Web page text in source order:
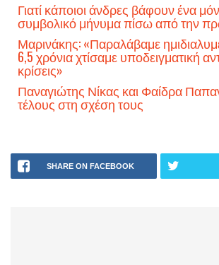
Γιατί κάποιοι άνδρες βάφουν ένα
συμβολικό μήνυμα πίσω από την
Μαρινάκης: «Παραλάβαμε
6,5 χρόνια χτίσαμε υποδειγματική
κρίσεις»
Παναγιώτης Νίκας και Φαίδρα
τέλους στη σχέση τους
SHARE ON FACEBOOK